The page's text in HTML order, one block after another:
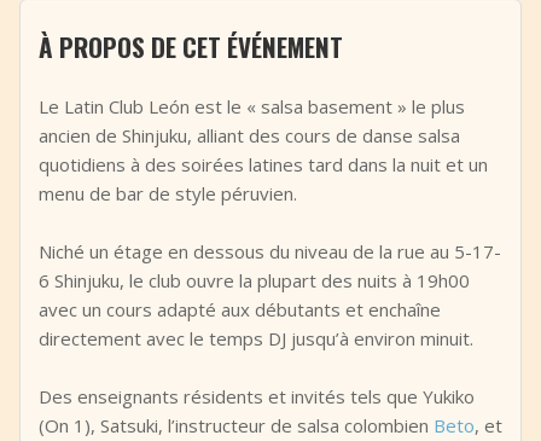
À PROPOS DE CET ÉVÉNEMENT
Le Latin Club León est le « salsa basement » le plus
ancien de Shinjuku, alliant des cours de danse salsa
quotidiens à des soirées latines tard dans la nuit et un
menu de bar de style péruvien.
Niché un étage en dessous du niveau de la rue au 5-17-
6 Shinjuku, le club ouvre la plupart des nuits à 19h00
avec un cours adapté aux débutants et enchaîne
directement avec le temps DJ jusqu’à environ minuit.
Des enseignants résidents et invités tels que Yukiko
(On 1), Satsuki, l’instructeur de salsa colombien Beto, et